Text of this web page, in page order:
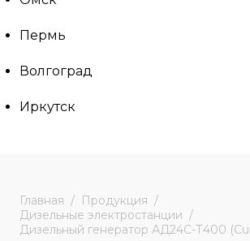
Пермь
Волгоград
Иркутск
Главная
Продукция
Дизельные электростанции
Дизельный генератор АД24С-Т400